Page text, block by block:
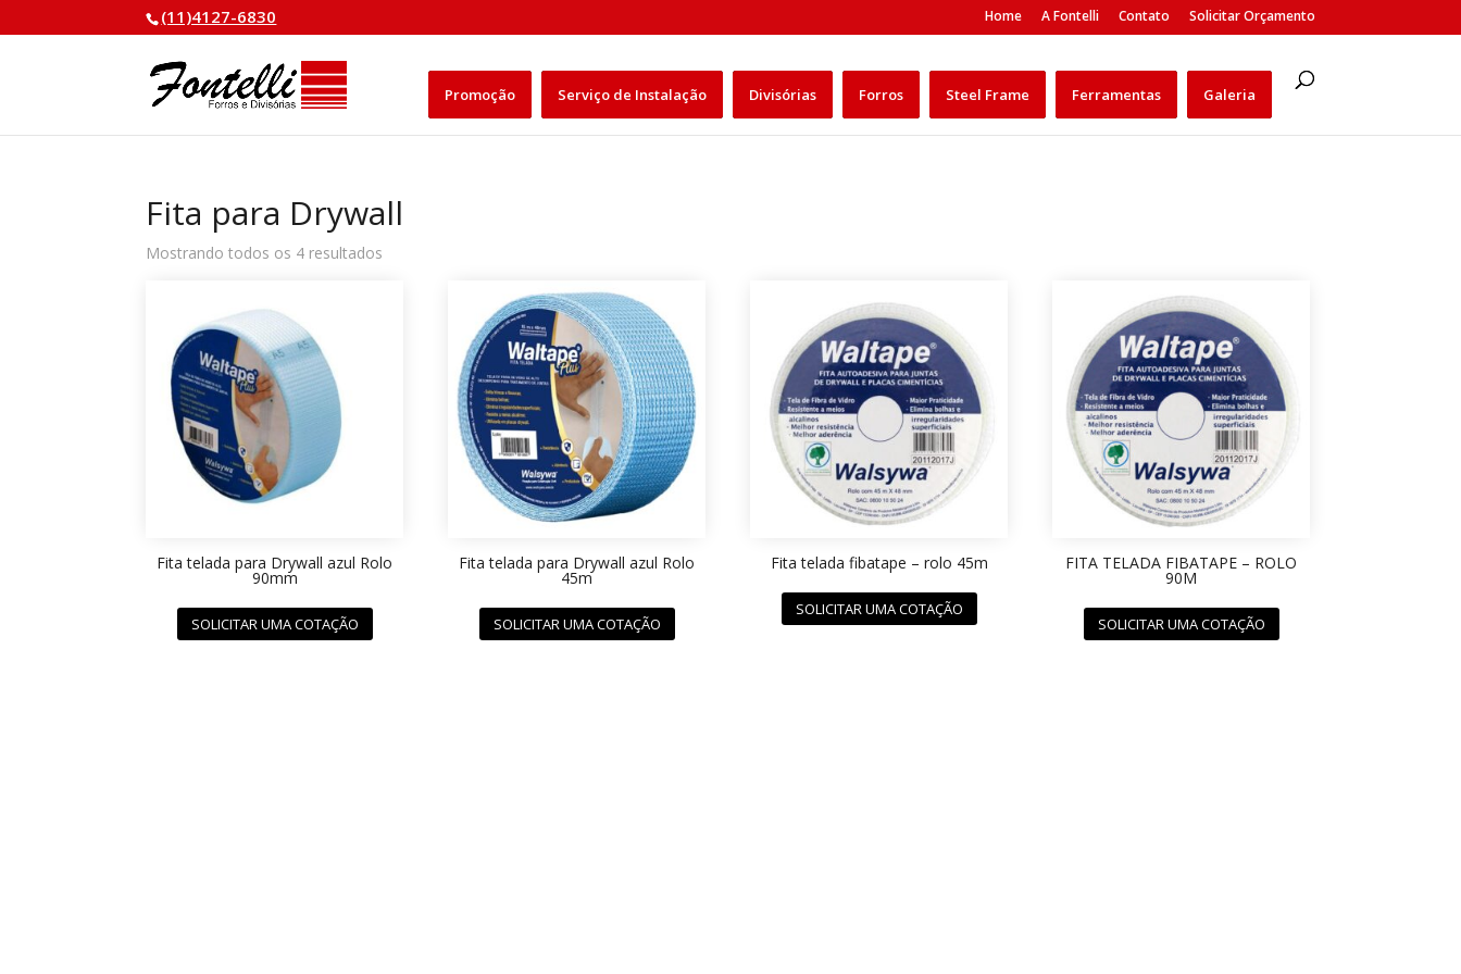
(11)4127-6830 Home A Fontelli Contato Solicitar Orçamento
Promoção Serviço de Instalação Divisórias Forros Steel Frame Ferramentas Galeria
Pesquisar
Fita para Drywall
Mostrando todos os 4 resultados
Fita telada para Drywall azul Rolo
90mm
SOLICITAR UMA COTAÇÃO
Fita telada para Drywall azul Rolo
45m
SOLICITAR UMA COTAÇÃO
Fita telada fibatape – rolo 45m
SOLICITAR UMA COTAÇÃO
FITA TELADA FIBATAPE – ROLO
90M
SOLICITAR UMA COTAÇÃO